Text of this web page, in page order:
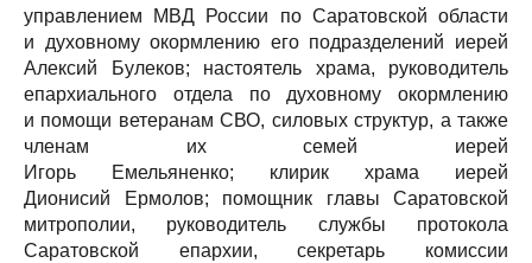
управлением МВД России по Саратовской области
и духовному окормлению его подразделений иерей
Алексий Булеков; настоятель храма, руководитель
епархиального отдела по духовному окормлению
и помощи ветеранам СВО, силовых структур, а также
членам их семей иерей
Игорь Емельяненко; клирик храма иерей
Дионисий Ермолов; помощник главы Саратовской
митрополии, руководитель службы протокола
Саратовской епархии, секретарь комиссии